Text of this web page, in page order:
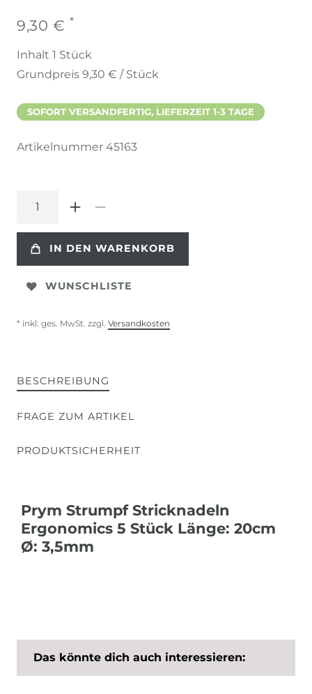
9,30 € *
Inhalt 1 Stück
Grundpreis 9,30 € / Stück
SOFORT VERSANDFERTIG, LIEFERZEIT 1-3 TAGE
Artikelnummer 45163
IN DEN WARENKORB
WUNSCHLISTE
* inkl. ges. MwSt. zzgl. Versandkosten
BESCHREIBUNG
FRAGE ZUM ARTIKEL
PRODUKTSICHERHEIT
Prym Strumpf Stricknadeln
Ergonomics 5 Stück Länge: 20cm
Ø: 3,5mm
Das könnte dich auch interessieren: